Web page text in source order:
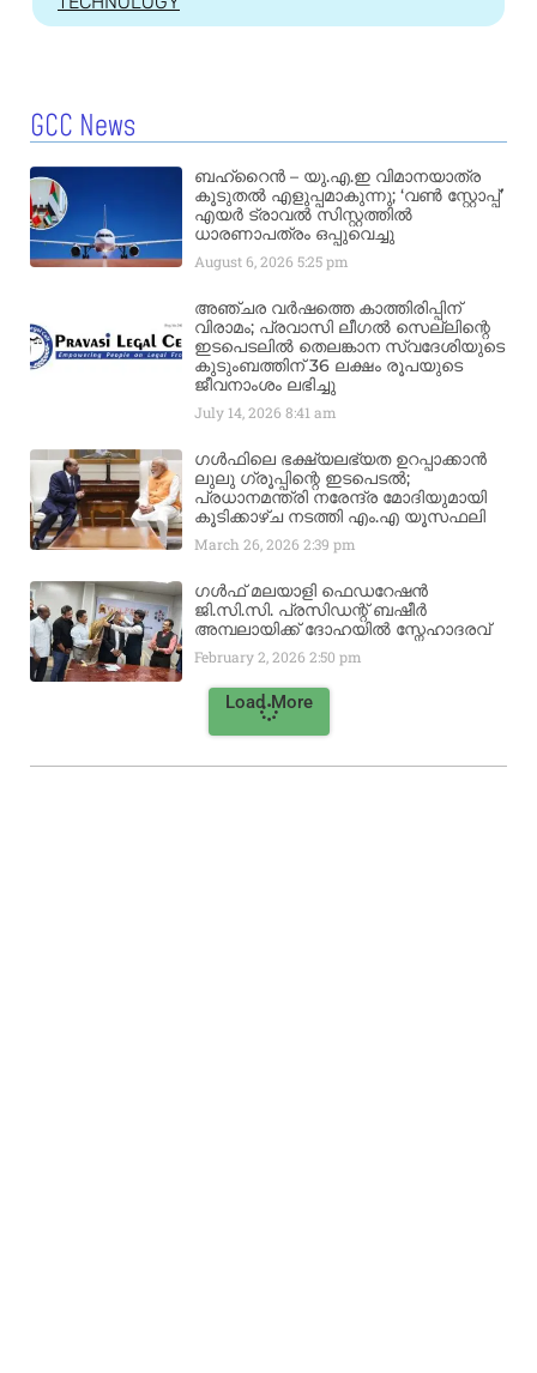
GCC News
ബഹ്‌റൈൻ – യു.എ.ഇ വിമാനയാത്ര
കൂടുതൽ എളുപ്പമാകുന്നു; ‘വൺ സ്റ്റോപ്പ്’
എയർ ട്രാവൽ സിസ്റ്റത്തിൽ
ധാരണാപത്രം ഒപ്പുവെച്ചു
August 6, 20265:25 pm
അഞ്ചര വർഷത്തെ കാത്തിരിപ്പിന്
വിരാമം; പ്രവാസി ലീഗൽ സെല്ലിന്റെ
ഇടപെടലിൽ തെലങ്കാന സ്വദേശിയുടെ
കുടുംബത്തിന് 36 ലക്ഷം രൂപയുടെ
ജീവനാംശം ലഭിച്ചു
July 14, 20268:41 am
ഗൾഫിലെ ഭക്ഷ്യലഭ്യത ഉറപ്പാക്കാൻ
ലുലു ഗ്രൂപ്പിന്റെ ഇടപെടൽ;
പ്രധാനമന്ത്രി നരേന്ദ്ര മോദിയുമായി
കൂടിക്കാഴ്ച നടത്തി എം.എ യൂസഫലി
March 26, 20262:39 pm
ഗൾഫ് മലയാളി ഫെഡറേഷൻ
ജി.സി.സി. പ്രസിഡന്റ് ബഷീർ
അമ്പലായിക്ക് ദോഹയിൽ സ്നേഹാദരവ്
February 2, 20262:50 pm
Load More